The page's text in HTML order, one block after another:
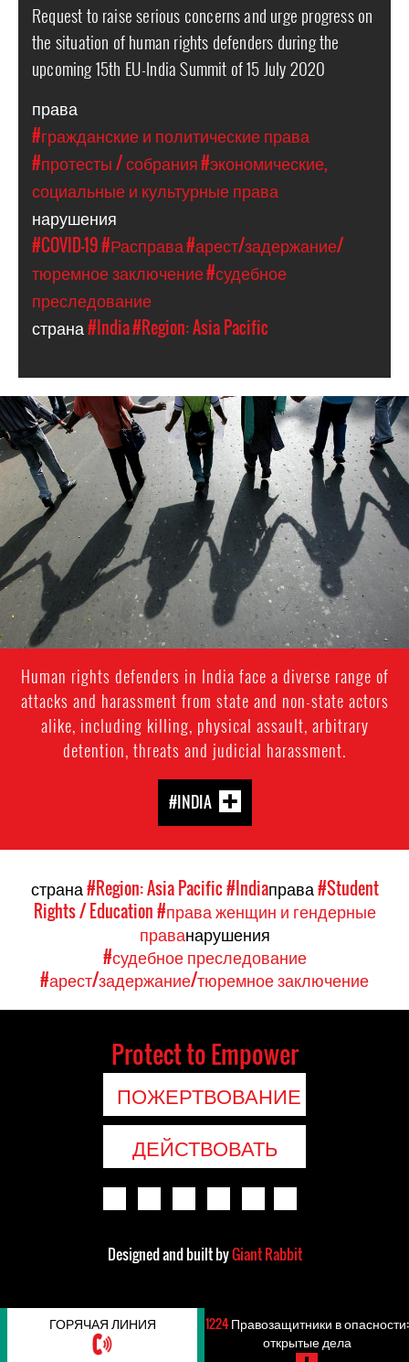
Request to raise serious concerns and urge progress on
the situation of human rights defenders during the
upcoming 15th EU-India Summit of 15 July 2020
права
#гражданские и политические права
#протесты / собрания#экономические,
социальные и культурные права
нарушения
#COVID-19#Расправа#арест/задержание/
тюремное заключение#судебное
преследование
страна#India#Region: Asia Pacific
#India.jpg
Human rights defenders in India face a diverse range of
attacks and harassment from state and non-state actors
alike, including killing, physical assault, arbitrary
detention, threats and judicial harassment.
#INDIA
страна#Region: Asia Pacific#Indiaправа#Student
Rights / Education#права женщин и гендерные
праванарушения
#судебное преследование
#арест/задержание/тюремное заключение
Protect to Empower
ПОЖЕРТВОВАНИЕ
ДЕЙСТВОВАТЬ
Designed and built byGiant Rabbit
ГОРЯЧАЯ ЛИНИЯ 1224Правозащитники в опасности:
открытые дела